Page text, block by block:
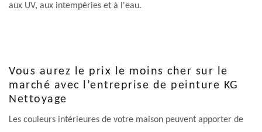
aux UV, aux intempéries et à l'eau.
Vous aurez le prix le moins cher sur le
marché avec l’entreprise de peinture KG
Nettoyage
Les couleurs intérieures de votre maison peuvent apporter de